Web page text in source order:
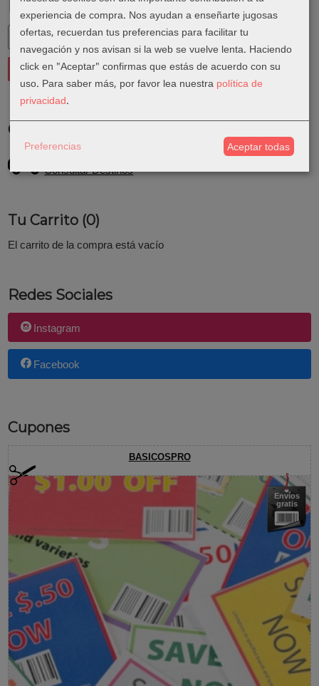
Marcas
Costes de Envío
GRATIS *
Consultar Destinos
Tu Carrito (0)
El carrito de la compra está vacío
Redes Sociales
Instagram
Facebook
Cupones
BASICOSPRO
Envíos
gratis
experiencia de compra. Nos ayudan a enseñarte jugosas
ofertas, recuerdan tus preferencias para facilitar tu
navegación y nos avisan si la web se vuelve lenta. Haciendo
click en "Aceptar" confirmas que estás de acuerdo con su
uso. Para saber más, por favor lea nuestra política de
privacidad.
Preferencias Aceptar todas